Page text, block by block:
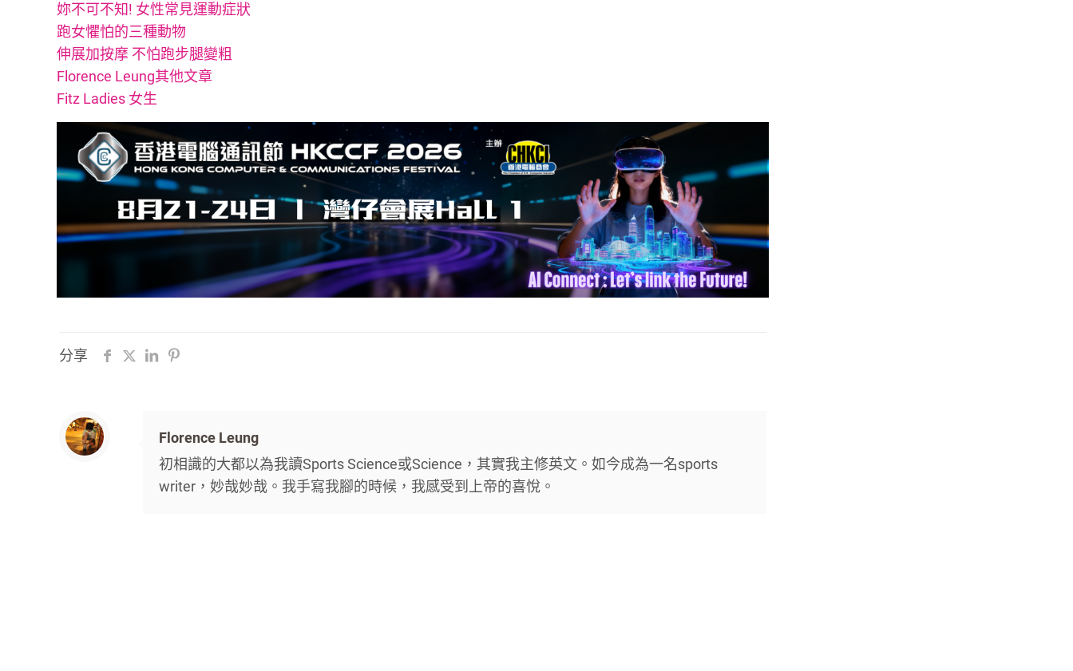
妳不可不知! 女性常見運動症狀
跑女懼怕的三種動物
伸展加按摩 不怕跑步腿變粗
Florence Leung其他文章
Fitz Ladies 女生
分享
Florence Leung
初相識的大都以為我讀Sports Science或Science，其實我主修英文。如今成為一名sports
writer，妙哉妙哉。我手寫我腳的時候，我感受到上帝的喜悅。